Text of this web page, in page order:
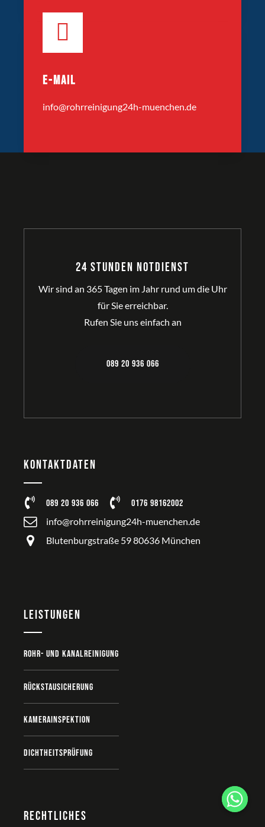
E-MAIL
info@rohrreinigung24h-muenchen.de
24 Stunden Notdienst
Wir sind an 365 Tagen im Jahr rund um die Uhr
für Sie erreichbar.
Rufen Sie uns einfach an
089 20 936 066
Kontaktdaten
089 20 936 066
0176 98162002
info@rohrreinigung24h-muenchen.de
Blutenburgstraße 59 80636 München
Leistungen
Rohr- und Kanalreinigung
Rückstausicherung
Kamerainspektion
Dichtheitsprüfung
Rechtliches